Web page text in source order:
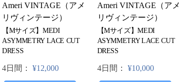
Ameri VINTAGE（アメ
リヴィンテージ）
【Mサイズ】MEDI
ASYMMETRY LACE CUT
DRESS
4日間： ¥12,000
Ameri VINTAGE（アメ
リヴィンテージ）
【Mサイズ】MEDI
ASYMMETRY LACE CUT
DRESS
4日間： ¥10,000